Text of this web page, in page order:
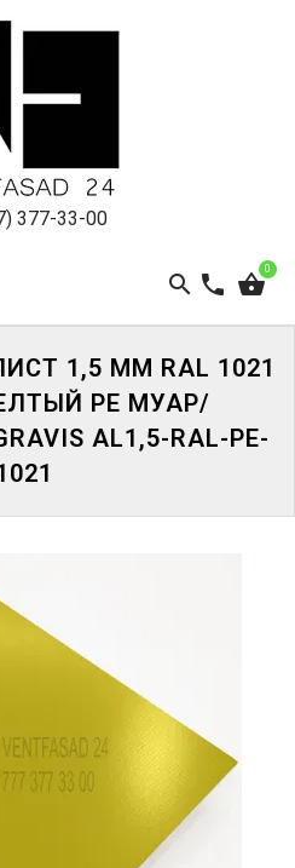
377-33-00
0
1,5 ММ RAL 1021
PE МУАР/
AL1,5-RAL-PE-